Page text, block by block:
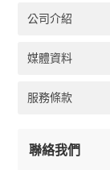
公司介紹
媒體資料
服務條款
聯絡我們